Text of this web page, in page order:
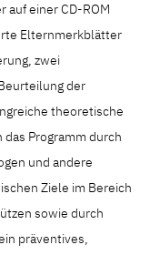
einer CD-ROM
Elternmerkblätter
zwei
der
theoretische
Programm durch
und andere
Ziele im Bereich
sowie durch
präventives,